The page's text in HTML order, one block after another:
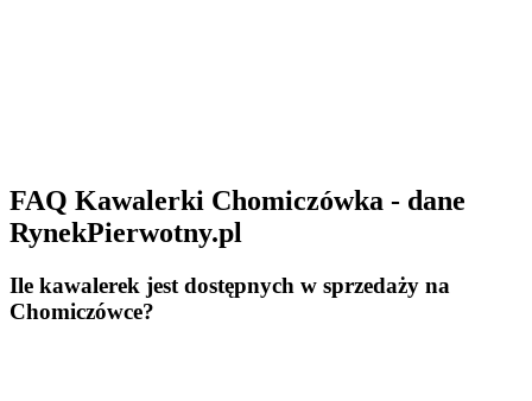
FAQ Kawalerki Chomiczówka - dane
RynekPierwotny.pl
Ile kawalerek jest dostępnych w sprzedaży na
Chomiczówce?